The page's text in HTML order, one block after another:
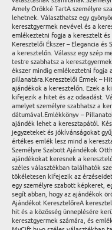
Amely Örökké TartA személyre
lehetnek. Választhatsz egy
keresztgyermek nevével és a
emlékeztetni fogja a keresztelt és
Keresztelői Ékszer – Elegancia
a keresztelőn. Válassz egy szép
testre szabhatsz a
ékszer mindig emlékeztetni fogja
pillanatára.Keresztelői Érmek –
ajándékok a keresztelőn. Ezek a
kifejezik a hitet és az odaadást.
amelyet személyre szabhatsz a
dátumával.Emlékkönyv –
ajándék lehet a keresztapától.
jegyzeteket és jókívánságokat
értékes emlék lesz mind a
Személyre Szabott Ajándékok
ajándékokat keresnek a
széles választékban találhatók
tökéletesen kifejezik az
egy személyre szabott képkeret,
segít abban, hogy az ajándékok
Ajándékot KeresztelőreA
hit és a közösség ünneplésére
keresztgyermek számára, és